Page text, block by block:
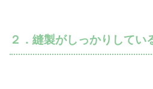
２．縫製がしっかりしてい